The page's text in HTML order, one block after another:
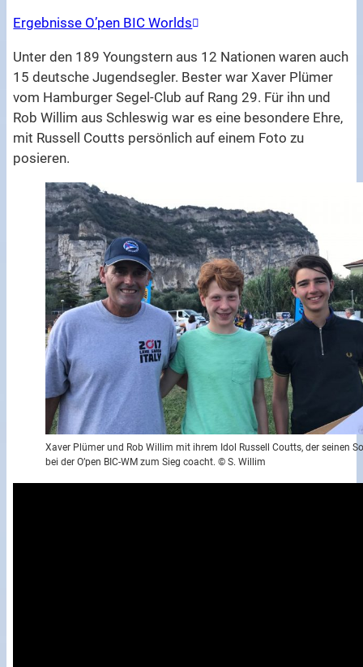
Ergebnisse O’pen BIC Worlds
Unter den 189 Youngstern aus 12 Nationen waren auch
15 deutsche Jugendsegler. Bester war Xaver Plümer
vom Hamburger Segel-Club auf Rang 29. Für ihn und
Rob Willim aus Schleswig war es eine besondere Ehre,
mit Russell Coutts persönlich auf einem Foto zu
posieren.
Xaver Plümer und Rob Willim mit ihrem Idol Russell Coutts, der seinen
bei der O’pen BIC-WM zum Sieg coacht. © S. Willim